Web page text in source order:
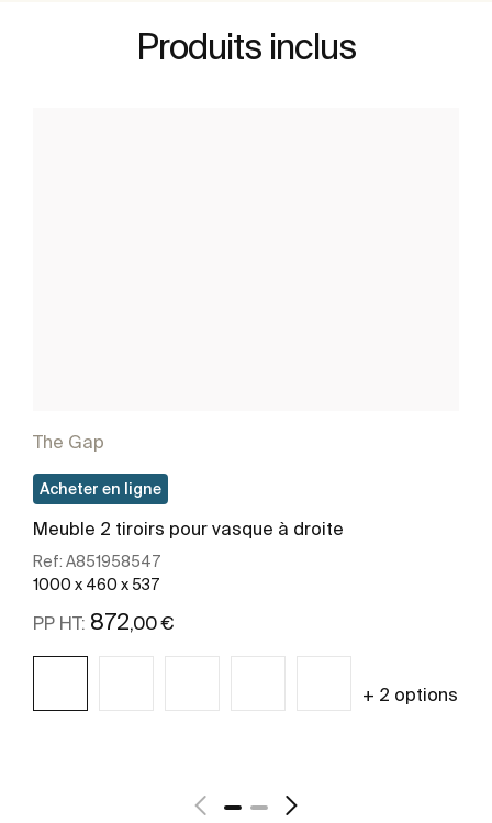
Produits inclus
The Gap
Acheter en ligne
Meuble 2 tiroirs pour vasque à droite
Ref: A851958547
1000 x 460 x 537
PP HT: 872 ,00 €
+ 2 options